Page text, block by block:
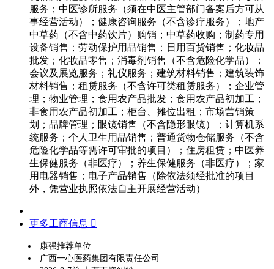
服务；中医诊所服务（须在中医主管部门备案后方可从
事经营活动）；健康咨询服务（不含诊疗服务）；地产
中草药（不含中药饮片）购销；中草药收购；制药专用
设备销售；劳动保护用品销售；日用百货销售；化妆品
批发；化妆品零售；消毒剂销售（不含危险化学品）；
会议及展览服务；礼仪服务；建筑材料销售；建筑装饰
材料销售；租赁服务（不含许可类租赁服务）；企业管
理；物业管理；食用农产品批发；食用农产品初加工；
非食用农产品初加工；柜台、摊位出租；市场营销策
划；品牌管理；眼镜销售（不含隐形眼镜）；计算机系
统服务；个人卫生用品销售；普通货物仓储服务（不含
危险化学品等需许可审批的项目）；住房租赁；中医养
生保健服务（非医疗）；养生保健服务（非医疗）；家
用电器销售；电子产品销售（除依法须经批准的项目
外，凭营业执照依法自主开展经营活动）
更多工商信息 
康强推荐单位
广西一心医药集团有限责任公司